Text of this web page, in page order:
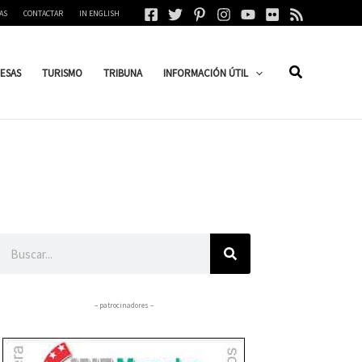
CONTACTAR IN ENGLISH
TURISMO TRIBUNA INFORMACIÓN ÚTIL
– patrocinadores –